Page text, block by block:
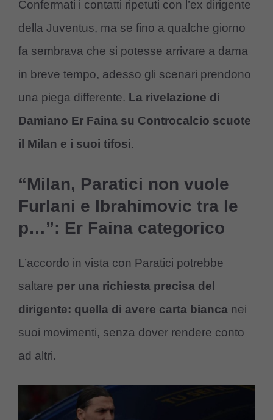
Confermati i contatti ripetuti con l’ex dirigente
della Juventus, ma se fino a qualche giorno
fa sembrava che si potesse arrivare a dama
in breve tempo, adesso gli scenari prendono
una piega differente. La rivelazione di
Damiano Er Faina su Controcalcio scuote
il Milan e i suoi tifosi.
“Milan, Paratici non vuole
Furlani e Ibrahimovic tra le
p…”: Er Faina categorico
L’accordo in vista con Paratici potrebbe
saltare per una richiesta precisa del
dirigente: quella di avere carta bianca nei
suoi movimenti, senza dover rendere conto
ad altri.